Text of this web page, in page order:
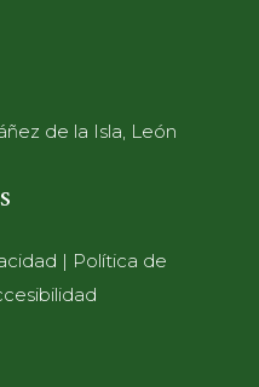
de la Isla, León
| Política de